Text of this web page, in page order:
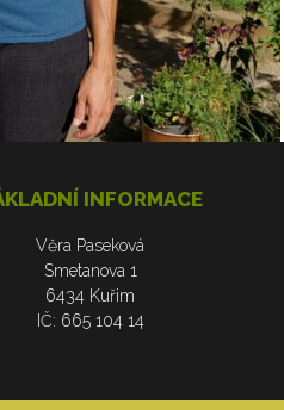
INFORMACE
Věra Paseková
Smetanova 1
6434 Kuřim
IČ: 665 104 14